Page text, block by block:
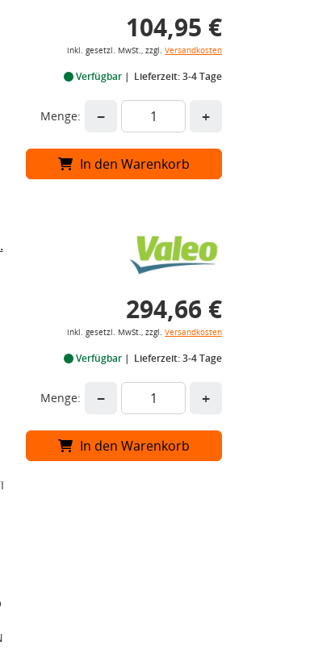
104,95 €
inkl. gesetzl. MwSt., zzgl. Versandkosten
Verfügbar Lieferzeit: 3-4 Tage
Menge: − +
In den Warenkorb
294,66 €
inkl. gesetzl. MwSt., zzgl. Versandkosten
Verfügbar Lieferzeit: 3-4 Tage
Menge: − +
In den Warenkorb